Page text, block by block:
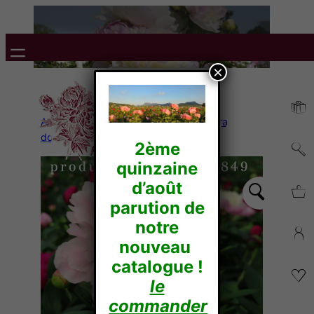
Accueil/Pivoines Herbacées/Lactiflora
doubles/ Katryn FONTEYN
2ème
quinzaine
d’août
parution de
notre
nouveau
catalogue !
le
commander
×